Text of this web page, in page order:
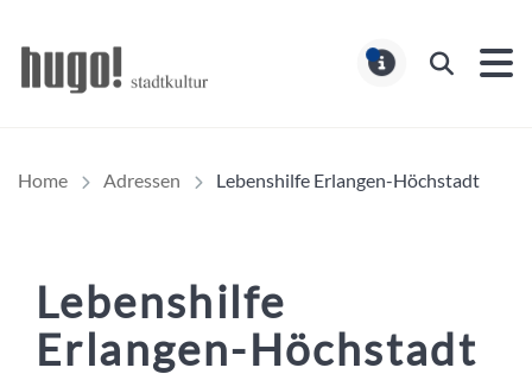
Suchen
Home Adressen Lebenshilfe Erlangen-Höchstadt
Lebenshilfe
Erlangen-Höchstadt